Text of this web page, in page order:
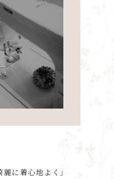
に着心地よく」